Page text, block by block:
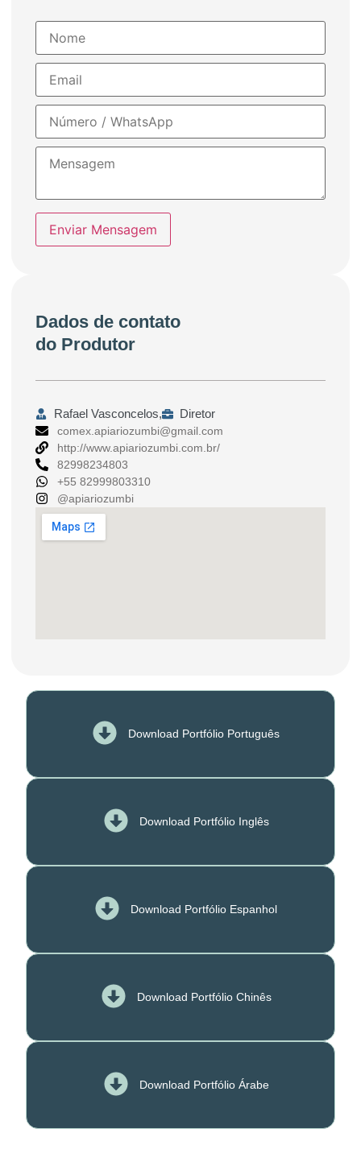
Enviar Mensagem
Dados de contato
do Produtor
Rafael Vasconcelos, Diretor
comex.apiariozumbi@gmail.com
http://www.apiariozumbi.com.br/
82998234803
+55 82999803310
@apiariozumbi
Download Portfólio Português
Download Portfólio Inglês
Download Portfólio Espanhol
Download Portfólio Chinês
Download Portfólio Árabe